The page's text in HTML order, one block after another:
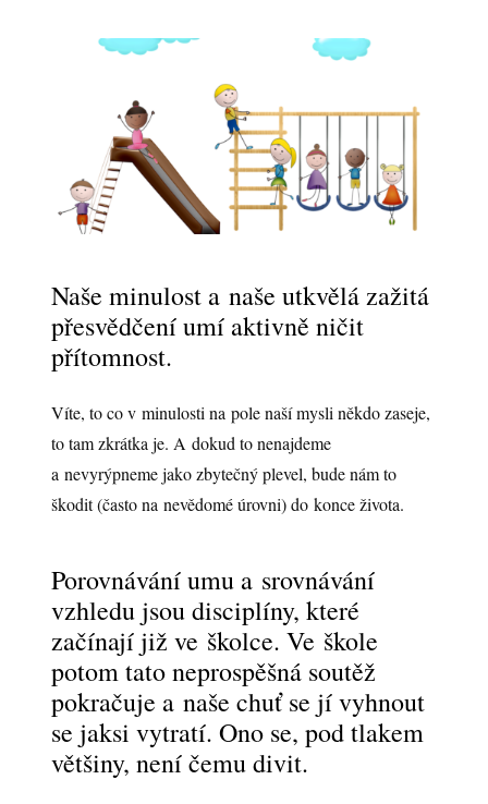
Naše minulost a naše utkvělá zažitá
přesvědčení umí aktivně ničit
přítomnost.
Víte, to co v minulosti na pole naší mysli někdo zaseje,
to tam zkrátka je. A dokud to nenajdeme
a nevyrýpneme jako zbytečný plevel, bude nám to
škodit (často na nevědomé úrovni) do konce života.
Porovnávání umu a srovnávání
vzhledu jsou disciplíny, které
začínají již ve školce. Ve škole
potom tato neprospěšná soutěž
pokračuje a naše chuť se jí vyhnout
se jaksi vytratí. Ono se, pod tlakem
většiny, není čemu divit.